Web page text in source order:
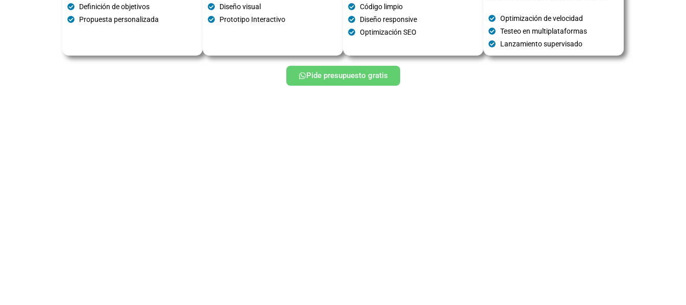
Definición de objetivos
Propuesta personalizada
Diseño visual
Prototipo Interactivo
Código limpio
Diseño responsive
Optimización SEO
Optimización de velocidad
Testeo en multiplataformas
Lanzamiento supervisado
Pide presupuesto gratis